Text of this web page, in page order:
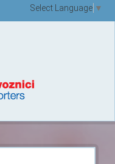
Select Language ▼